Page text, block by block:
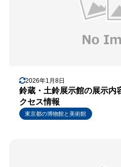
2026年1月8日
鈴蔵・土鈴展示館の展示内
クセス情報
東京都の博物館と美術館